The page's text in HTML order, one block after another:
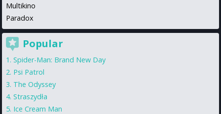
Multikino
Paradox
Popular
Spider-Man: Brand New Day
Psi Patrol
The Odyssey
Straszydła
Ice Cream Man